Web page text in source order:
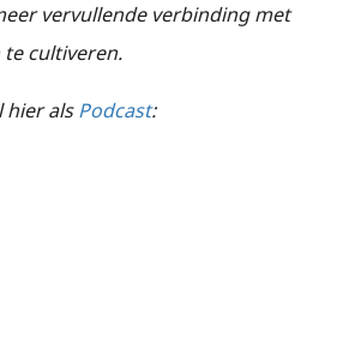
vervullende verbinding met
cultiveren.
hier alsPodcast: